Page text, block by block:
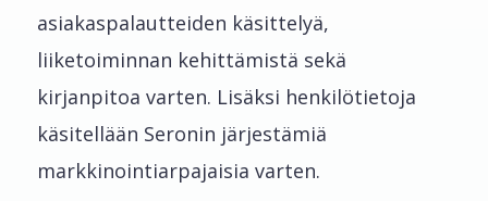
asiakaspalautteiden käsittelyä,
liiketoiminnan kehittämistä sekä
kirjanpitoa varten. Lisäksi henkilötietoja
käsitellään Seronin järjestämiä
markkinointiarpajaisia varten.